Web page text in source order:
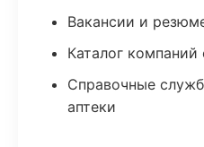
Вакансии и
Каталог
Справочные
аптеки